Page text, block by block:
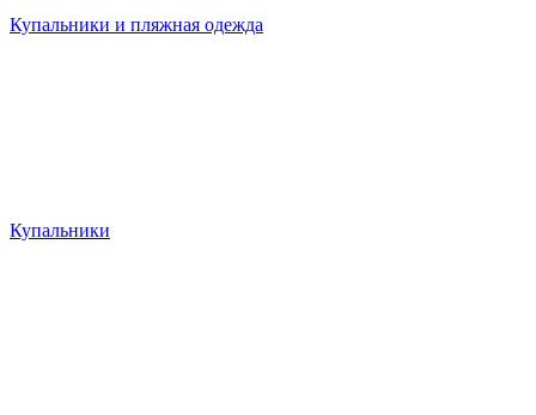
Купальники и пляжная одежда
Купальники